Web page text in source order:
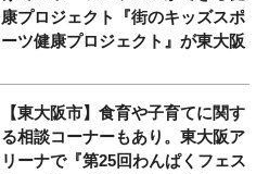
康プロジェクト『街のキッズスポ
ーツ健康プロジェクト』が東大阪
【東大阪市】食育や子育てに関す
る相談コーナーもあり。東大阪ア
リーナで『第25回わんぱくフェス